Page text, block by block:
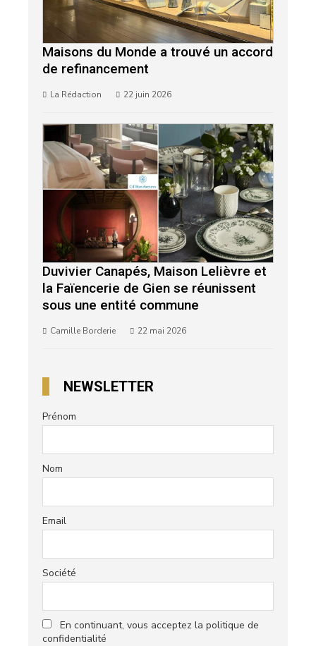
Maisons du Monde a trouvé un accord
de refinancement
La Rédaction 22 juin 2026
Duvivier Canapés, Maison Lelièvre et
la Faïencerie de Gien se réunissent
sous une entité commune
Camille Borderie 22 mai 2026
NEWSLETTER
Prénom
Nom
Email
Société
En continuant, vous acceptez la politique de
confidentialité